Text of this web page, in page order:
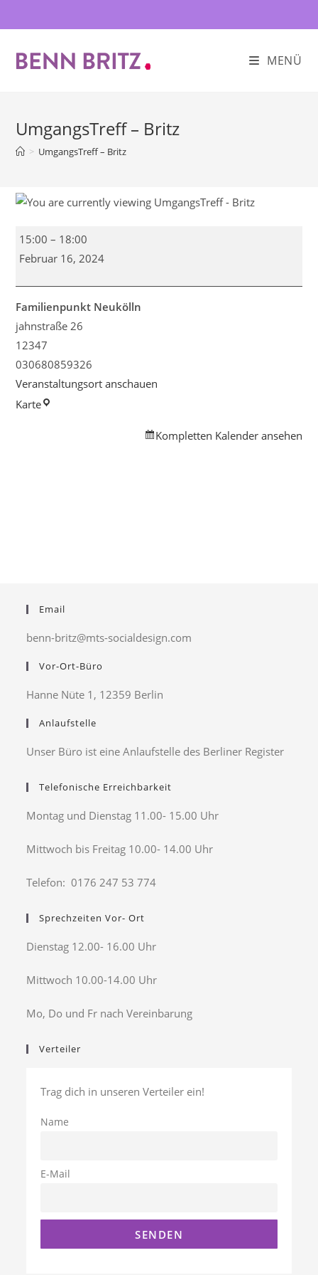
Inhalt
MENÜ
UmgangsTreff – Britz
> UmgangsTreff – Britz
UmgangsTreff
15:00 – 18:00
Februar 16, 2024
Familienpunkt Neukölln
jahnstraße 26
12347
030680859326
Veranstaltungsort anschauen
KarteFamilienpunkt
Kompletten Kalender ansehen
Email
benn-britz@mts-socialdesign.com
Vor-Ort-Büro
Hanne Nüte 1, 12359 Berlin
Anlaufstelle
Unser Büro ist eine Anlaufstelle des Berliner Register
Telefonische Erreichbarkeit
Montag und Dienstag 11.00- 15.00 Uhr
Mittwoch bis Freitag 10.00- 14.00 Uhr
Telefon: 0176 247 53 774
Sprechzeiten Vor- Ort
Dienstag 12.00- 16.00 Uhr
Mittwoch 10.00-14.00 Uhr
Mo, Do und Fr nach Vereinbarung
Verteiler
Trag dich in unseren Verteiler ein!
Name
E-Mail